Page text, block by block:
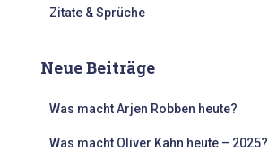
Zitate & Sprüche
Neue Beiträge
Was macht Arjen Robben heute?
Was macht Oliver Kahn heute – 2025?